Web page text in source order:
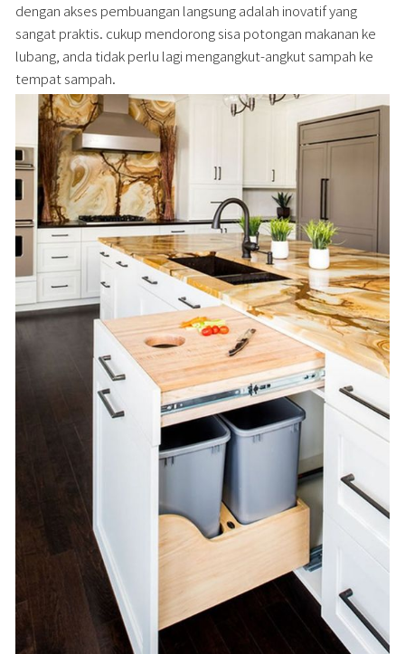
dengan akses pembuangan langsung adalah inovatif yang
sangat praktis. cukup mendorong sisa potongan makanan ke
lubang, anda tidak perlu lagi mengangkut-angkut sampah ke
tempat sampah.